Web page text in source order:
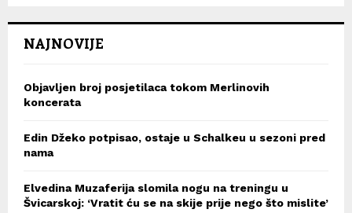
NAJNOVIJE
Objavljen broj posjetilaca tokom Merlinovih
koncerata
Edin Džeko potpisao, ostaje u Schalkeu u sezoni pred
nama
Elvedina Muzaferija slomila nogu na treningu u
Švicarskoj: ‘Vratit ću se na skije prije nego što mislite’